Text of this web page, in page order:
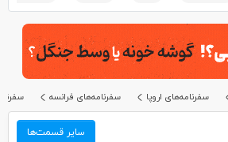
سفرنامه‌های اروپا سفرنامه‌های فرانسه
سایر قسمت‌ها